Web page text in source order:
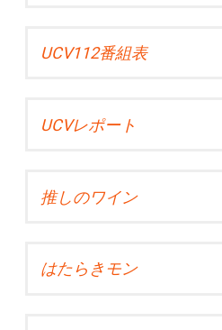
UCV112番組表
UCVレポート
推しのワイン
はたらきモン